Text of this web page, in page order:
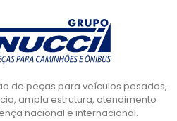
de peças para veículos pesados,
ampla estrutura, atendimento
nacional e internacional.